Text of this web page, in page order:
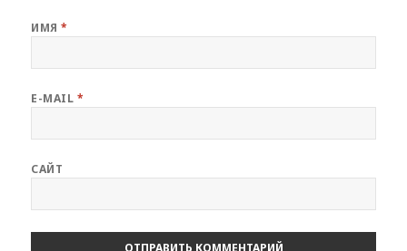
ИМЯ*
E-MAIL *
САЙТ